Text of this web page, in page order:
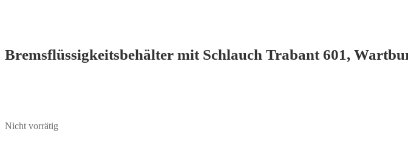
Bremsflüssigkeitsbehälter mit Schlauch Trabant 601,
Nicht vorrätig